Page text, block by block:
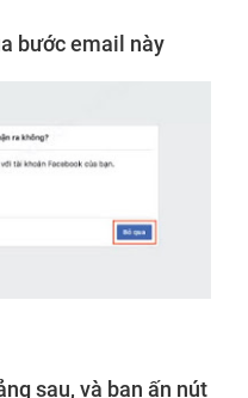
bước email này
sau, và bạn ấn nút